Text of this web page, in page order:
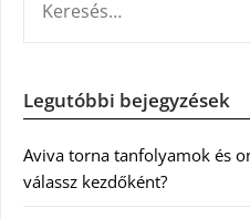
Legutóbbi bejegyzések
Aviva torna tanfolyamok és
válassz kezdőként?